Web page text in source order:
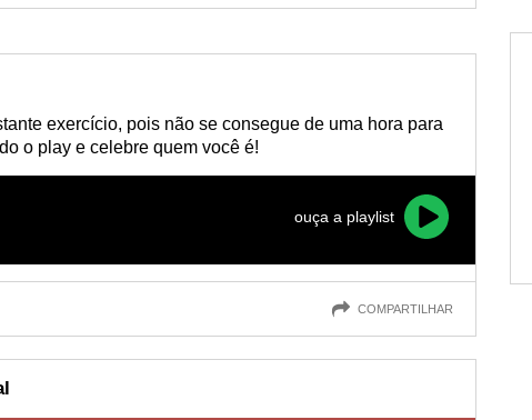
exercício, pois não se consegue de uma hora para
o play e celebre quem você é!
ouça a playlist
COMPARTILHAR